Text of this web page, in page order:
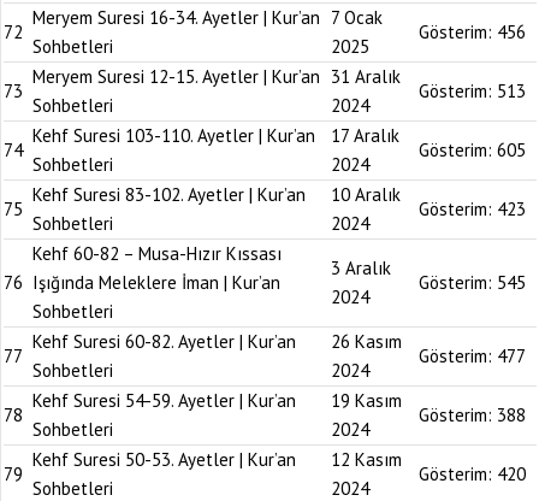
72
Meryem Suresi 16-34. Ayetler | Kur’an
Sohbetleri
7 Ocak
2025
Gösterim: 456
73
Meryem Suresi 12-15. Ayetler | Kur’an
Sohbetleri
31 Aralık
2024
Gösterim: 513
74
Kehf Suresi 103-110. Ayetler | Kur’an
Sohbetleri
17 Aralık
2024
Gösterim: 605
75
Kehf Suresi 83-102. Ayetler | Kur’an
Sohbetleri
10 Aralık
2024
Gösterim: 423
76
Kehf 60-82 – Musa-Hızır Kıssası
Işığında Meleklere İman | Kur’an
Sohbetleri
3 Aralık
2024
Gösterim: 545
77
Kehf Suresi 60-82. Ayetler | Kur’an
Sohbetleri
26 Kasım
2024
Gösterim: 477
78
Kehf Suresi 54-59. Ayetler | Kur’an
Sohbetleri
19 Kasım
2024
Gösterim: 388
79
Kehf Suresi 50-53. Ayetler | Kur’an
Sohbetleri
12 Kasım
2024
Gösterim: 420